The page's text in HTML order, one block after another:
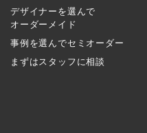
デザイナーを選んで
オーダーメイド
事例を選んでセミオーダー
まずはスタッフに相談